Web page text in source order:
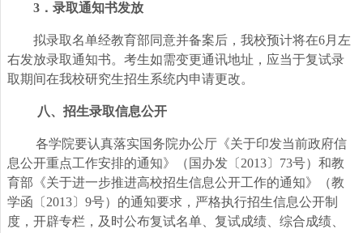
3 ．录取通知书发放
拟录取名单经教育部同意并备案后，我校预计将在6月左
右发放录取通知书。考生如需变更通讯地址，应当于复试录
取期间在我校研究生招生系统内申请更改。
八、招生录取信息公开
各学院要认真落实国务院办公厅《关于印发当前政府信
息公开重点工作安排的通知》（国办发〔2013〕73号）和教
育部《关于进一步推进高校招生信息公开工作的通知》（教
学函〔2013〕9号）的通知要求，严格执行招生信息公开制
度，开辟专栏，及时公布复试名单、复试成绩、综合成绩、